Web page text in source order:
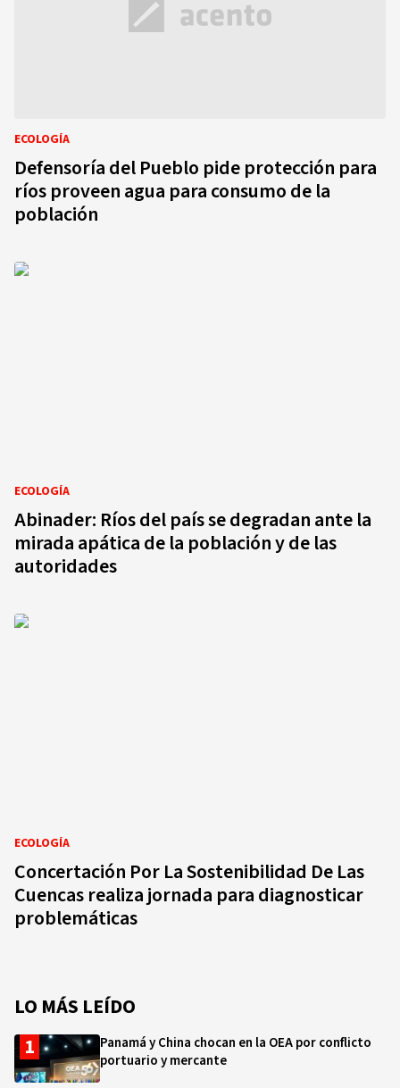
ECOLOGÍA
Defensoría del Pueblo pide protección para
ríos proveen agua para consumo de la
población
ECOLOGÍA
Abinader: Ríos del país se degradan ante la
mirada apática de la población y de las
autoridades
ECOLOGÍA
Concertación Por La Sostenibilidad De Las
Cuencas realiza jornada para diagnosticar
problemáticas
LO MÁS LEÍDO
Panamá y China chocan en la OEA por conflicto
portuario y mercante